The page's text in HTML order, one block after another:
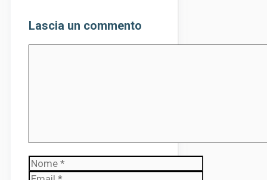
Lascia un commento
Nome
Email